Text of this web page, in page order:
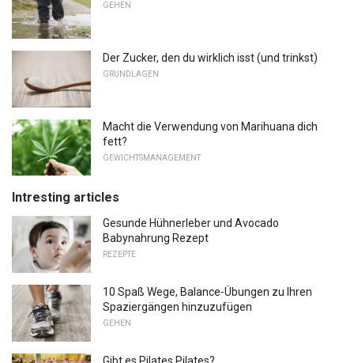
GEHEN
Der Zucker, den du wirklich isst (und trinkst)
GRUNDLAGEN
Macht die Verwendung von Marihuana dich
fett?
GEWICHTSMANAGEMENT
Intresting articles
Gesunde Hühnerleber und Avocado
Babynahrung Rezept
REZEPTE
10 Spaß Wege, Balance-Übungen zu Ihren
Spaziergängen hinzuzufügen
GEHEN
Gibt es Pilates Pilates?